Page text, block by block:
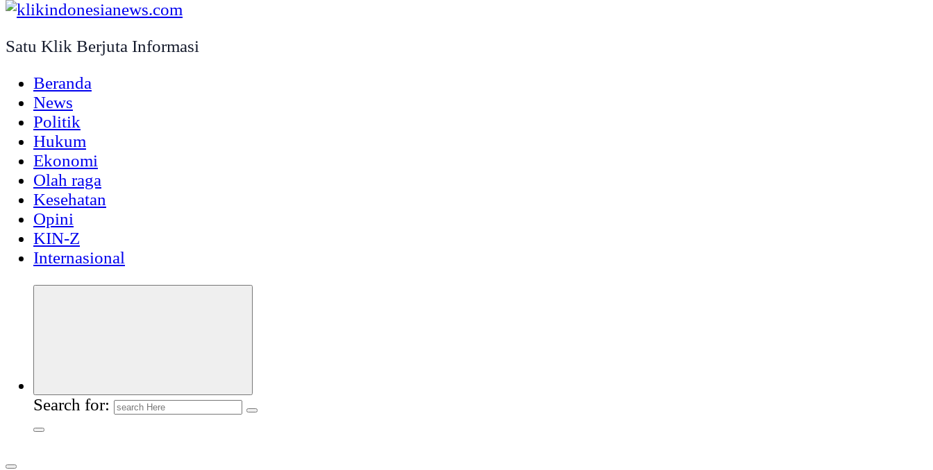
Satu Klik Berjuta Informasi
Beranda
News
Politik
Hukum
Ekonomi
Olah raga
Kesehatan
Opini
KIN-Z
Internasional
Search for: